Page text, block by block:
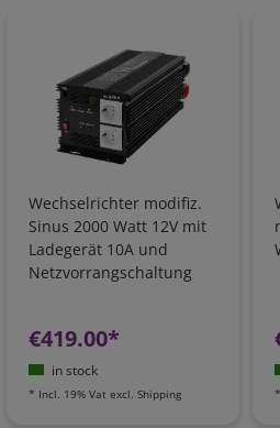
Wechselrichter modifiz.
Sinus 2000 Watt 12V mit
Ladegerät 10A und
Netzvorrangschaltung
€419.00*
in stock
* Incl. 19% Vat excl. Shipping *